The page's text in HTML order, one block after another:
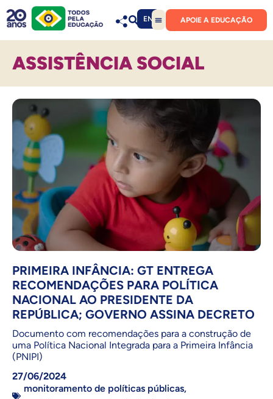
EN APOIE A EDUCAÇÃO
ASSISTÊNCIA SOCIAL
PRIMEIRA INFÂNCIA: GT ENTREGA
RECOMENDAÇÕES PARA POLÍTICA
NACIONAL AO PRESIDENTE DA
REPÚBLICA; GOVERNO ASSINA DECRETO
Documento com recomendações para a construção de
uma Política Nacional Integrada para a Primeira Infância
(PNIPI)
27/06/2024
monitoramento de políticas públicas,